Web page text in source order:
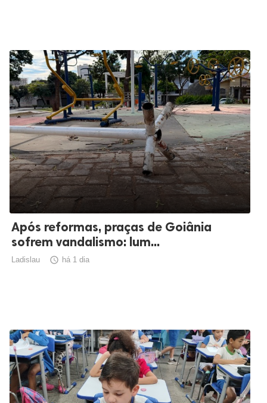
Após reformas, praças de Goiânia
sofrem vandalismo: lum...
Ladislau  há 1 dia